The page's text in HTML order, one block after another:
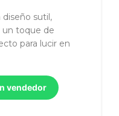
sutil,
un toque de
para lucir en
vendedor